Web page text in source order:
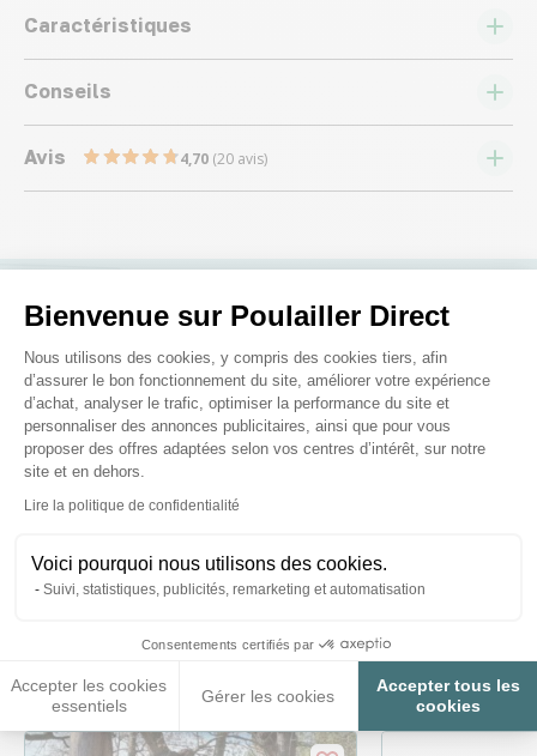
Bienvenue sur Poulailler Direct
Plateforme de Gestion du
Nous utilisons des cookies, y compris des cookies tiers, afin
d’assurer le bon fonctionnement du site, améliorer votre expérience
d’achat, analyser le trafic, optimiser la performance du site et
personnaliser des annonces publicitaires, ainsi que pour vous
proposer des offres adaptées selon vos centres d’intérêt, sur notre
site et en dehors.
Lire la politique de confidentialité
Voici pourquoi nous utilisons des cookies.
Suivi, statistiques, publicités, remarketing et automatisation
Consentements certifiés par
Accepter les cookies
essentiels
Gérer les cookies
Accepter tous les
cookies
Axeptio consent
Caractéristiques
Conseils
Avis 4,70 (20 avis)
Nous répondons à toutes vos
questions ;)
Posez-nous vos questions
intéresser